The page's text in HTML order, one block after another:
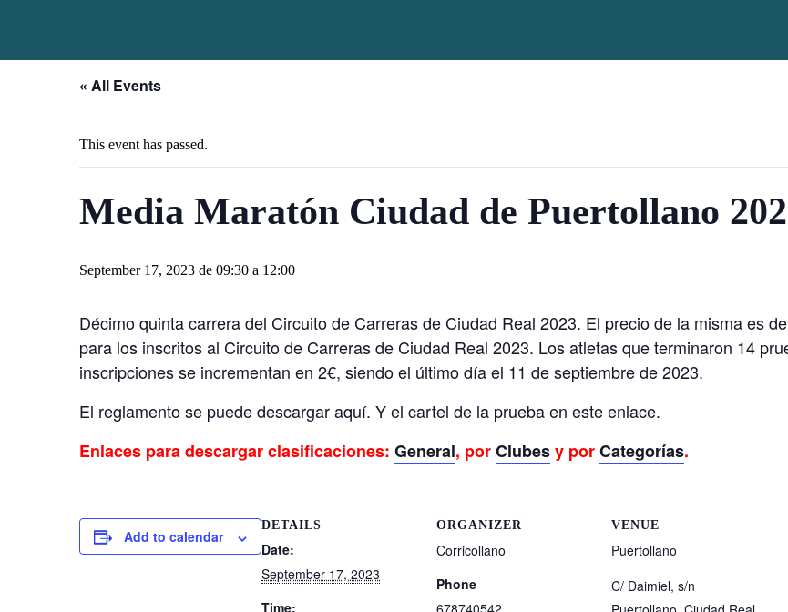
« All Events
This event has passed.
Media Maratón Ciudad de Puertollano
September 17, 2023 de 09:30 a 12:00
Décimo quinta carrera del Circuito de Carreras de Ciudad Real 2023. El precio de la misma es
para los inscritos al Circuito de Carreras de Ciudad Real 2023. Los atletas que terminaron 14
inscripciones se incrementan en 2€, siendo el último día el 11 de septiembre de 2023.
El reglamento se puede descargar aquí. Y el cartel de la pruebaen este enlace.
Enlaces para descargar clasificaciones: General, porClubesy porCategorías.
Add to calendar
DETAILS
Date:
September 17, 2023
Time:
ORGANIZER
Corricollano
Phone
VENUE
Puertollano
C/ Daimiel, s/n